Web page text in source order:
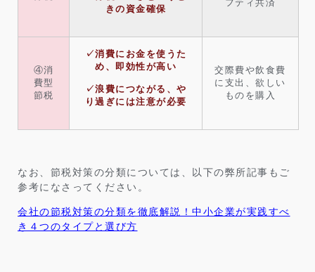
きの資金確保
フティ共済
④消
費型
節税
✓消費にお金を使うた
め、即効性が高い
✓浪費につながる、や
り過ぎには注意が必要
交際費や飲食費
に支出、欲しい
ものを購入
なお、節税対策の分類については、以下の弊所記事もご
参考になさってください。
会社の節税対策の分類を徹底解説！中小企業が実践すべ
き４つのタイプと選び方